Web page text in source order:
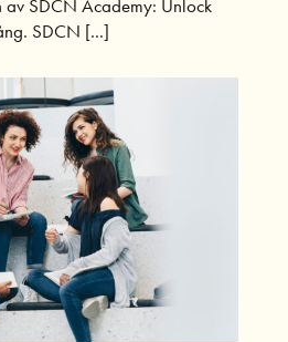
av SDCN Academy: Unlock
SDCN [...]